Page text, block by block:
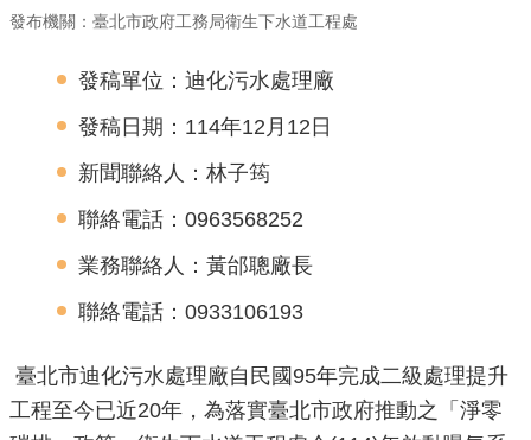
分
是
業
務
發布機關：臺北市政府工務局衛生下水道工程處
發稿單位：迪化污水處理廠
發稿日期：114年12月12日
新聞聯絡人：林子筠
聯絡電話：0963568252
業務聯絡人：黃邰聰廠長
聯絡電話：0933106193
臺北市迪化污水處理廠自民國95年完成二級處理提升
工程至今已近20年，為落實臺北市政府推動之「淨零